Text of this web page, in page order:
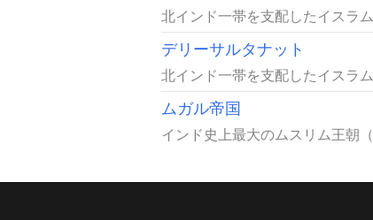
北インド一帯を支配したイスラ
デリーサルタナット
北インド一帯を支配したイスラ
ムガル帝国
インド史上最大のムスリム王朝